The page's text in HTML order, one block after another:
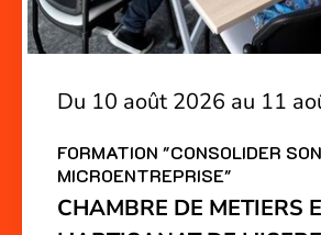
FORMATION "CONSOLIDER
MICROENTREPRISE"
Du 10 août 2026 au 11
CHAMBRE DE METIERS